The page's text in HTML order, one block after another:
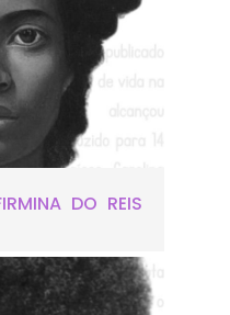
DO REIS